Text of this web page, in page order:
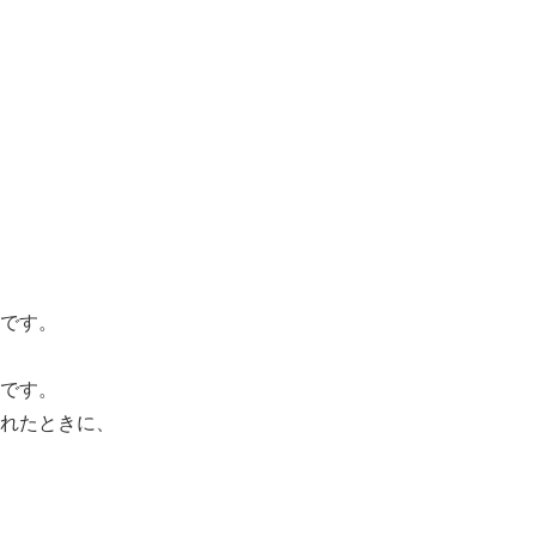
す。
す。
たときに、